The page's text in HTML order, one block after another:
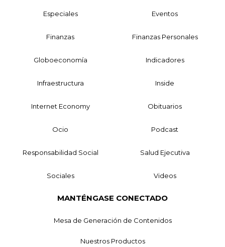
Especiales Eventos
Finanzas Finanzas Personales
Globoeconomía Indicadores
Infraestructura Inside
Internet Economy Obituarios
Ocio Podcast
Responsabilidad Social Salud Ejecutiva
Sociales Videos
MANTÉNGASE CONECTADO
Mesa de Generación de Contenidos
Nuestros Productos